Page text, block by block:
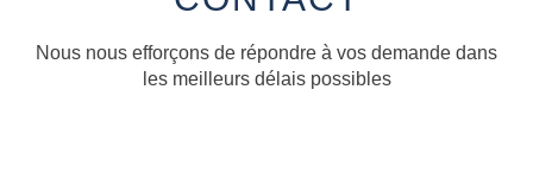
Nous nous efforçons de répondre à vos demande dans
les meilleurs délais possibles